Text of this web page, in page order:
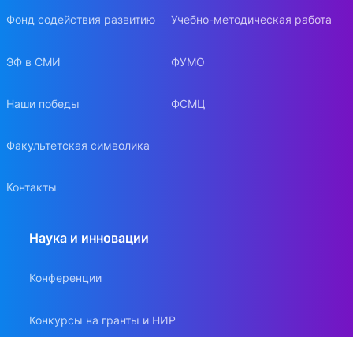
Фонд содействия развитию
ЭФ в СМИ
Наши победы
Факультетская символика
Контакты
Учебно-методическая работа
ФУМО
ФСМЦ
Наука и инновации
Конференции
Конкурсы на гранты и НИР